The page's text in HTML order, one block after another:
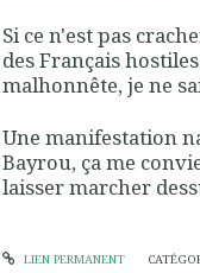
Si ce n'est pas
des Français
malhonnête, je ne
Une manifestation
Bayrou, ça me
laisser marcher
LIEN PERMANENT